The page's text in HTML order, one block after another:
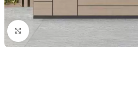
Click to enlarge